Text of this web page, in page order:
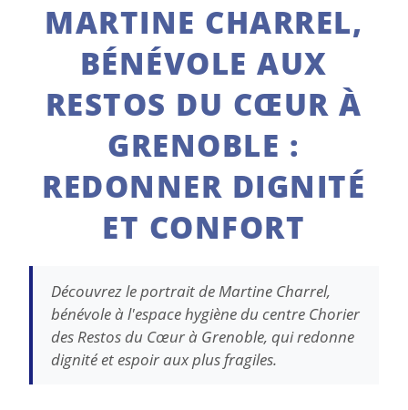
MARTINE CHARREL,
BÉNÉVOLE AUX
RESTOS DU CŒUR À
GRENOBLE :
REDONNER DIGNITÉ
ET CONFORT
Découvrez le portrait de Martine Charrel,
bénévole à l'espace hygiène du centre Chorier
des Restos du Cœur à Grenoble, qui redonne
dignité et espoir aux plus fragiles.